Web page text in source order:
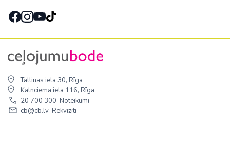
Tallinas iela 30, Rīga
Kalnciema iela 116, Rīga
20 700 300 Noteikumi
cb@cb.lv Rekvizīti